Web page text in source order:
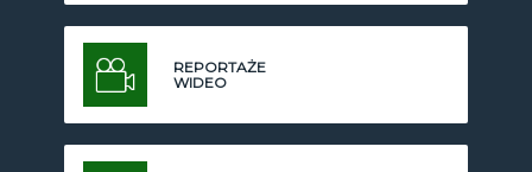
REPORTAŻE
WIDEO